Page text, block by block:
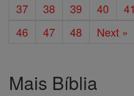
37
38 39 40 41
46
47 48 Next »
Mais Bíblia